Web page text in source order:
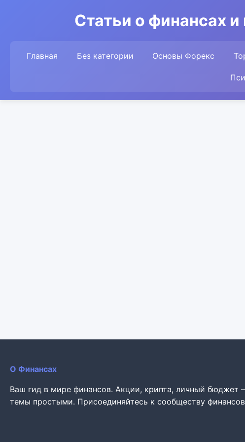
Статьи о финансах
Главная Без категории Основы Форекс
О Финансах
Ваш гид в мире финансов. Акции, крипта, личный
темы простыми. Присоединяйтесь к сообществу